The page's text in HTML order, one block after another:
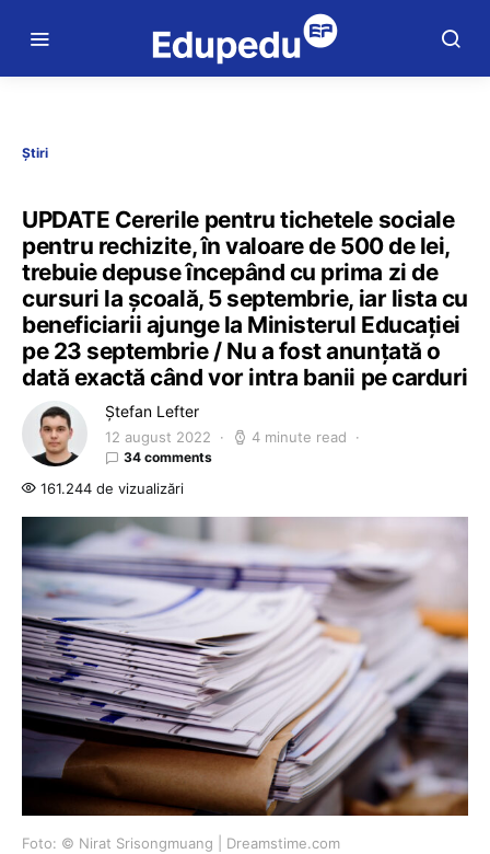
Știri
UPDATE Cererile pentru tichetele sociale
pentru rechizite, în valoare de 500 de lei,
trebuie depuse începând cu prima zi de
cursuri la școală, 5 septembrie, iar lista cu
beneficiarii ajunge la Ministerul Educației
pe 23 septembrie / Nu a fost anunțată o
dată exactă când vor intra banii pe carduri
Ștefan Lefter
12 august 2022 4 minute read
34 comments
161.244 de vizualizări
Foto: © Nirat Srisongmuang | Dreamstime.com